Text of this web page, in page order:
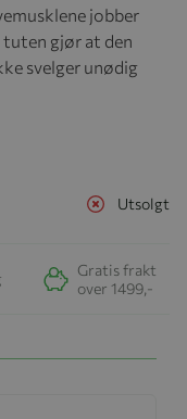
jobber
tuten gjør at den
svelger unødig
Utsolgt
Gratis frakt
over 1499,-